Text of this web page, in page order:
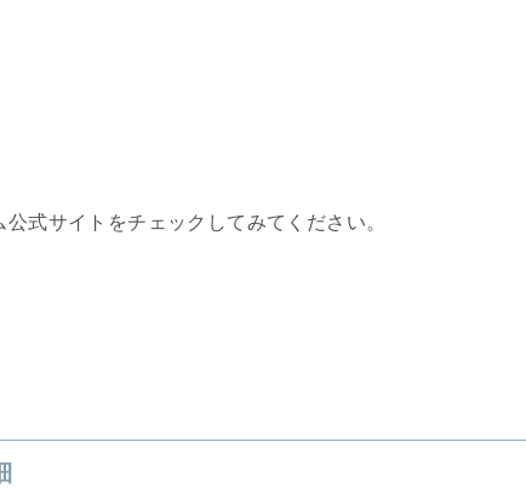
式サイトをチェックしてみてください。